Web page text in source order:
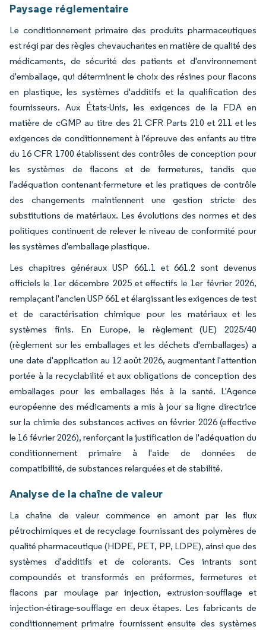
Paysage réglementaire
Le conditionnement primaire des produits pharmaceutiques
est régi par des règles chevauchantes en matière de qualité des
médicaments, de sécurité des patients et d'environnement
d'emballage, qui déterminent le choix des résines pour flacons
en plastique, les systèmes d'additifs et la qualification des
fournisseurs. Aux États-Unis, les exigences de la FDA en
matière de cGMP au titre des 21 CFR Parts 210 et 211 et les
exigences de conditionnement à l'épreuve des enfants au titre
du 16 CFR 1700 établissent des contrôles de conception pour
les systèmes de flacons et de fermetures, tandis que
l'adéquation contenant-fermeture et les pratiques de contrôle
des changements maintiennent une gestion stricte des
substitutions de matériaux. Les évolutions des normes et des
politiques continuent de relever le niveau de conformité pour
les systèmes d'emballage plastique.
Les chapitres généraux USP 661.1 et 661.2 sont devenus
officiels le 1er décembre 2025 et effectifs le 1er février 2026,
remplaçant l'ancien USP 661 et élargissant les exigences de test
et de caractérisation chimique pour les matériaux et les
systèmes finis. En Europe, le règlement (UE) 2025/40
(règlement sur les emballages et les déchets d'emballages) a
une date d'application au 12 août 2026, augmentant l'attention
portée à la recyclabilité et aux obligations de conception des
emballages pour les emballages liés à la santé. L'Agence
européenne des médicaments a mis à jour sa ligne directrice
sur la chimie des substances actives en février 2026 (effective
le 16 février 2026), renforçant la justification de l'adéquation du
conditionnement primaire à l'aide de données de
compatibilité, de substances relarguées et de stabilité.
Analyse de la chaîne de valeur
La chaîne de valeur commence en amont par les flux
pétrochimiques et de recyclage fournissant des polymères de
qualité pharmaceutique (HDPE, PET, PP, LDPE), ainsi que des
systèmes d'additifs et de colorants. Ces intrants sont
compoundés et transformés en préformes, fermetures et
flacons par moulage par injection, extrusion-soufflage et
injection-étirage-soufflage en deux étapes. Les fabricants de
conditionnement primaire fournissent ensuite des systèmes